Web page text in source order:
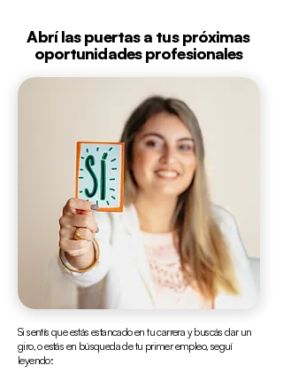
Abrí las puertas a tus próximas
oportunidades profesionales
Si sentís que estás estancado en tu carrera y buscás dar un
giro, o estás en búsqueda de tu primer empleo, seguí
leyendo: